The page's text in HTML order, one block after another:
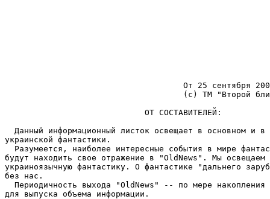
От 25 сентября
(с) ТМ "Второй
                             ОТ СОСТАВИТЕЛЕЙ:
Данный информационный листок освещает в основном и в
украинской фантастики.
Разумеется, наиболее интересные события в мире
будут находить свое отражение в "OldNews". Мы
украиноязычную фантастику. О фантастике "дальнего
без нас.
Периодичность выхода "OldNews" -- по мере накопления
для выпуска объема информации.